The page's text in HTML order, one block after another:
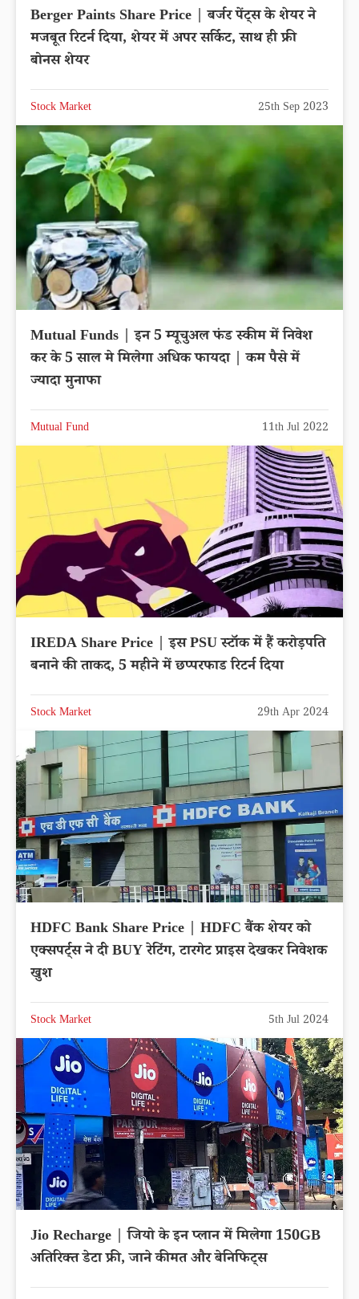
Berger Paints Share Price | बर्जर पेंट्स के शेयर ने
मजबूत रिटर्न दिया, शेयर में अपर सर्किट, साथ ही फ्री
बोनस शेयर
Stock Market 25th Sep 2023
Mutual Funds | इन 5 म्यूचुअल फंड स्कीम में निवेश
कर के 5 साल मे मिलेगा अधिक फायदा | कम पैसे में
ज्यादा मुनाफा
Mutual Fund 11th Jul 2022
IREDA Share Price | इस PSU स्टॉक में हैं करोड़पति
बनाने की ताकद, 5 महीने में छप्परफाड रिटर्न दिया
Stock Market 29th Apr 2024
HDFC Bank Share Price | HDFC बैंक शेयर को
एक्सपर्ट्स ने दी BUY रेटिंग, टारगेट प्राइस देखकर निवेशक
खुश
Stock Market 5th Jul 2024
Jio Recharge | जियो के इन प्लान में मिलेगा 150GB
अतिरिक्त डेटा फ्री, जाने कीमत और बेनिफिट्स